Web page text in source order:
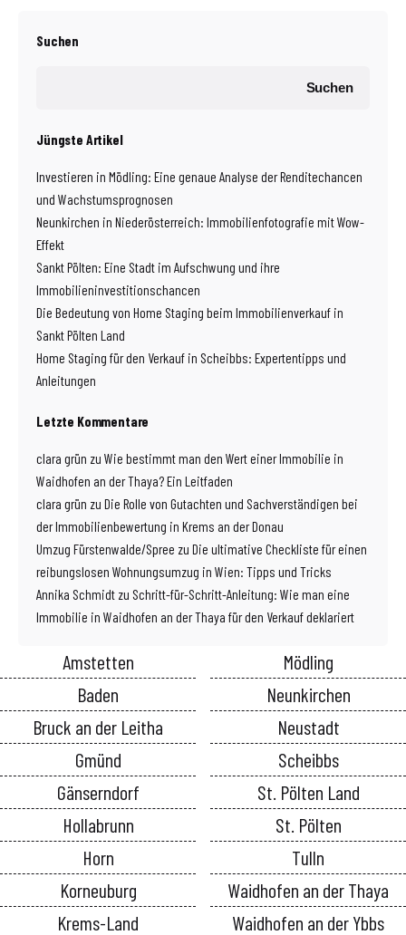
Suchen
Suchen
Jüngste Artikel
Investieren in Mödling: Eine genaue Analyse der Renditechancen
und Wachstumsprognosen
Neunkirchen in Niederösterreich: Immobilienfotografie mit Wow-
Effekt
Sankt Pölten: Eine Stadt im Aufschwung und ihre
Immobilieninvestitionschancen
Die Bedeutung von Home Staging beim Immobilienverkauf in
Sankt Pölten Land
Home Staging für den Verkauf in Scheibbs: Expertentipps und
Anleitungen
Letzte Kommentare
clara grün zu Wie bestimmt man den Wert einer Immobilie in
Waidhofen an der Thaya? Ein Leitfaden
clara grün zu Die Rolle von Gutachten und Sachverständigen bei
der Immobilienbewertung in Krems an der Donau
Umzug Fürstenwalde/Spree zu Die ultimative Checkliste für einen
reibungslosen Wohnungsumzug in Wien: Tipps und Tricks
Annika Schmidt zu Schritt-für-Schritt-Anleitung: Wie man eine
Immobilie in Waidhofen an der Thaya für den Verkauf deklariert
Amstetten
Baden
Bruck an der Leitha
Gmünd
Gänserndorf
Hollabrunn
Horn
Korneuburg
Krems-Land
Mödling
Neunkirchen
Neustadt
Scheibbs
St. Pölten Land
St. Pölten
Tulln
Waidhofen an der Thaya
Waidhofen an der Ybbs